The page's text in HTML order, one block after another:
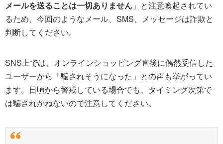
メールを送ることは一切ありません 」と注意喚起されてい
るため、今回のようなメール、SMS、メッセージは詐欺と
判断してください。
SNS上では、オンラインショッピング直後に偶然受信した
ユーザーから「騙されそうになった」との声も挙がってい
ます。日頃から警戒している場合でも、タイミング次第で
は騙されかねないので注意してください。